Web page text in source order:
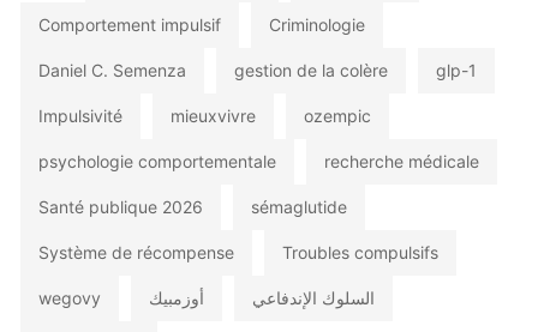
Comportement impulsif Criminologie
Daniel C. Semenza gestion de la colère glp-1
Impulsivité mieuxvivre ozempic
psychologie comportementale recherche médicale
Santé publique 2026 sémaglutide
Système de récompense Troubles compulsifs
wegovy أوزمبيك السلوك الإندفاعي